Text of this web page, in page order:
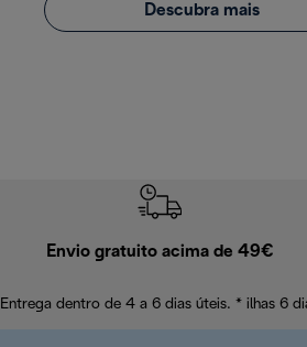
Descubra mais
Envio gratuito acima de 49€
Entrega dentro de 4 a 6 dias úteis. * ilhas 6